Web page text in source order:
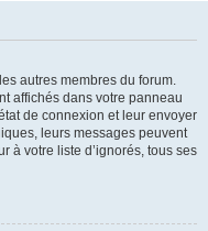
autres membres du forum.
affichés dans votre panneau
de connexion et leur envoyer
leurs messages peuvent
à votre liste d’ignorés, tous ses